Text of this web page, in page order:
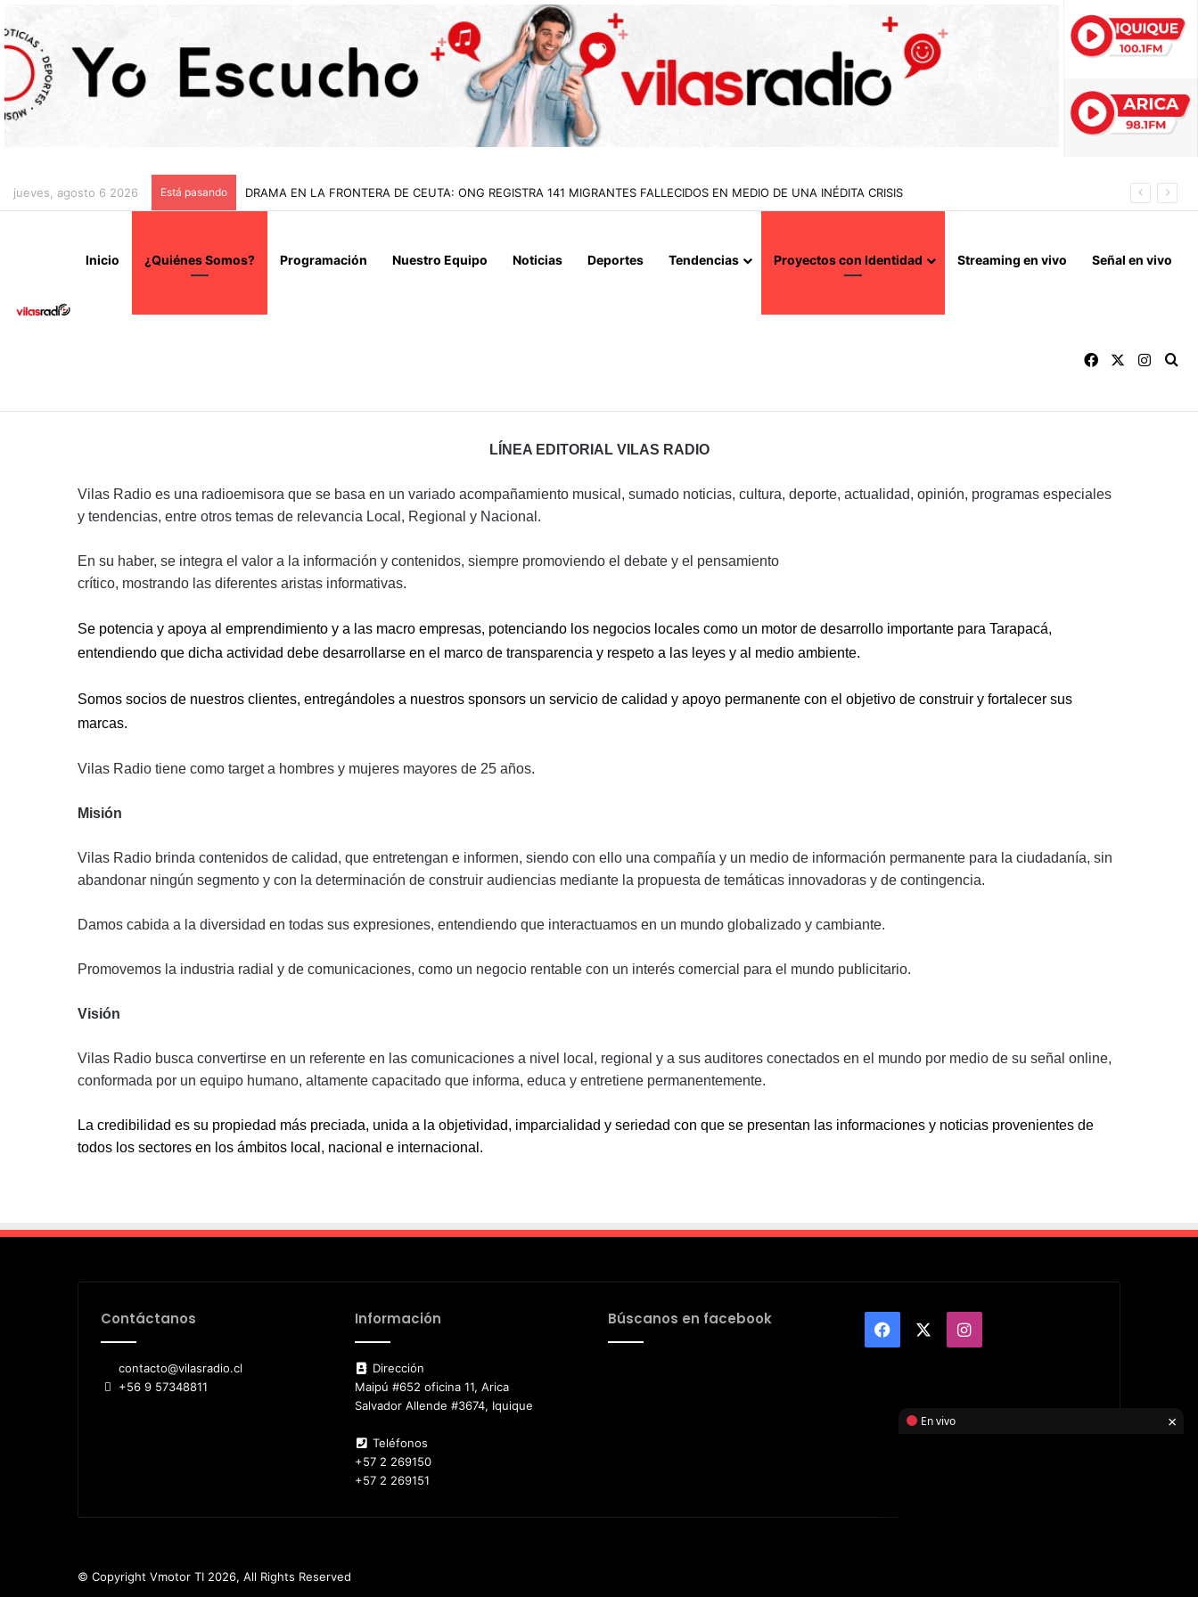
jueves, agosto 6 2026 Está pasando DRAMA EN LA FRONTERA DE CEUTA: ONG REGISTRA 141 MIGRANTES FALLECIDOS EN MEDIO DE UNA INÉDITA CRISIS
Inicio ¿Quiénes Somos? Programación Nuestro Equipo Noticias Deportes Tendencias Proyectos con Identidad Streaming en vivo Señal en vivo
Facebook
LÍNEA EDITORIAL VILAS RADIO
Vilas Radio es una radioemisora que se basa en un variado acompañamiento musical, sumado noticias, cultura, deporte, actualidad, opinión, programas especiales
y tendencias, entre otros temas de relevancia Local, Regional y Nacional.
En su haber, se integra el valor a la información y contenidos, siempre promoviendo el debate y el pensamiento
crítico, mostrando las diferentes aristas informativas.
Se potencia y apoya al emprendimiento y a las macro empresas, potenciando los negocios locales como un motor de desarrollo importante para Tarapacá,
entendiendo que dicha actividad debe desarrollarse en el marco de transparencia y respeto a las leyes y al medio ambiente.
Somos socios de nuestros clientes, entregándoles a nuestros sponsors un servicio de calidad y apoyo permanente con el objetivo de construir y fortalecer sus
marcas.
Vilas Radio tiene como target a hombres y mujeres mayores de 25 años.
Misión
Vilas Radio brinda contenidos de calidad, que entretengan e informen, siendo con ello una compañía y un medio de información permanente para la ciudadanía, sin
abandonar ningún segmento y con la determinación de construir audiencias mediante la propuesta de temáticas innovadoras y de contingencia.
Damos cabida a la diversidad en todas sus expresiones, entendiendo que interactuamos en un mundo globalizado y cambiante.
Promovemos la industria radial y de comunicaciones, como un negocio rentable con un interés comercial para el mundo publicitario.
Visión
Vilas Radio busca convertirse en un referente en las comunicaciones a nivel local, regional y a sus auditores conectados en el mundo por medio de su señal online,
conformada por un equipo humano, altamente capacitado que informa, educa y entretiene permanentemente.
La credibilidad es su propiedad más preciada, unida a la objetividad, imparcialidad y seriedad con que se presentan las informaciones y noticias provenientes de
todos los sectores en los ámbitos local, nacional e internacional.
Contáctanos
contacto@vilasradio.cl
+56 9 57348811
Información
Dirección
Maipú #652 oficina 11, Arica
Salvador Allende #3674, Iquique
Teléfonos
+57 2 269150
+57 2 269151
Búscanos en facebook
Facebook Instagram
© Copyright Vmotor TI 2026, All Rights Reserved
En vivo ×